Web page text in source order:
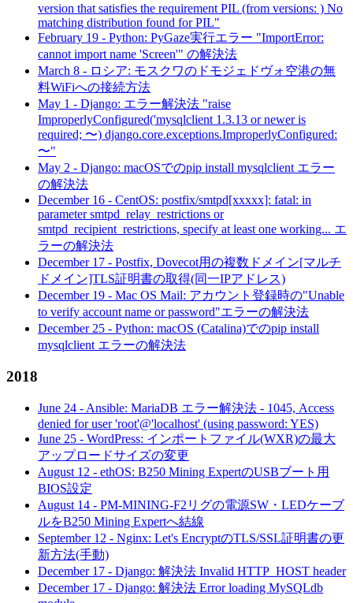
version that satisfies the requirement PIL (from versions: ) No
matching distribution found for PIL"
February 19 - Python: PyGaze実行エラー "ImportError:
cannot import name 'Screen'" の解決法
March 8 - ロシア: モスクワのドモジェドヴォ空港の無
料WiFiへの接続方法
May 1 - Django: エラー解決法 "raise
ImproperlyConfigured('mysqlclient 1.3.13 or newer is
required; 〜) django.core.exceptions.ImproperlyConfigured:
〜"
May 2 - Django: macOSでのpip install mysqlclient エラー
の解決法
December 16 - CentOS: postfix/smtpd[xxxxx]: fatal: in
parameter smtpd_relay_restrictions or
smtpd_recipient_restrictions, specify at least one working... エ
ラーの解決法
December 17 - Postfix, Dovecot用の複数ドメイン[マルチ
ドメイン]TLS証明書の取得(同一IPアドレス)
December 19 - Mac OS Mail: アカウント登録時の"Unable
to verify account name or password"エラーの解決法
December 25 - Python: macOS (Catalina)でのpip install
mysqlclient エラーの解決法
2018
June 24 - Ansible: MariaDB エラー解決法 - 1045, Access
denied for user 'root'@'localhost' (using password: YES)
June 25 - WordPress: インポートファイル(WXR)の最大
アップロードサイズの変更
August 12 - ethOS: B250 Mining ExpertのUSBブート用
BIOS設定
August 14 - PM-MINING-F2リグの電源SW・LEDケーブ
ルをB250 Mining Expertへ結線
September 12 - Nginx: Let's EncryptのTLS/SSL証明書の更
新方法(手動)
December 17 - Django: 解決法 Invalid HTTP_HOST header
December 17 - Django: 解決法 Error loading MySQLdb